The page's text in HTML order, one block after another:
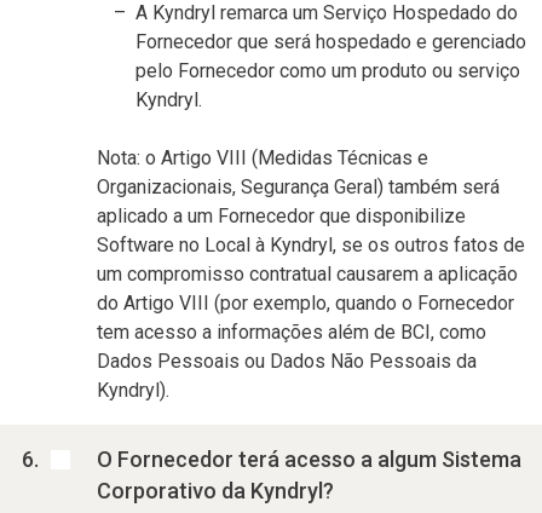
A Kyndryl remarca um Serviço Hospedado do
Fornecedor que será hospedado e gerenciado
pelo Fornecedor como um produto ou serviço
Kyndryl.
Nota: o Artigo VIII (Medidas Técnicas e
Organizacionais, Segurança Geral) também será
aplicado a um Fornecedor que disponibilize
Software no Local à Kyndryl, se os outros fatos de
um compromisso contratual causarem a aplicação
do Artigo VIII (por exemplo, quando o Fornecedor
tem acesso a informações além de BCI, como
Dados Pessoais ou Dados Não Pessoais da
Kyndryl).
O Fornecedor terá acesso a algum Sistema
Corporativo da Kyndryl?